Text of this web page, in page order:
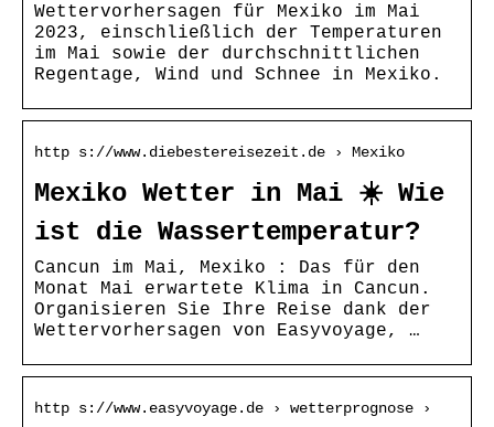
Wettervorhersagen für Mexiko im Mai
2023, einschließlich der Temperaturen
im Mai sowie der durchschnittlichen
Regentage, Wind und Schnee in Mexiko.
http s://www.diebestereisezeit.de › Mexiko
Mexiko Wetter in Mai ☀️ Wie
ist die Wassertemperatur?
Cancun im Mai, Mexiko : Das für den
Monat Mai erwartete Klima in Cancun.
Organisieren Sie Ihre Reise dank der
Wettervorhersagen von Easyvoyage, …
http s://www.easyvoyage.de › wetterprognose ›